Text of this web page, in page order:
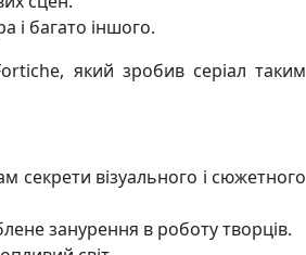
і багато іншого.
який зробив серіал таким
візуального і сюжетного
занурення в роботу творців.